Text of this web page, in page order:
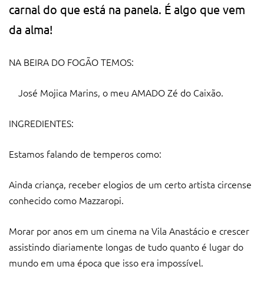
carnal do que está na panela. É algo que vem
da alma!
NA BEIRA DO FOGÃO TEMOS:
José Mojica Marins, o meu AMADO Zé do Caixão.
INGREDIENTES:
Estamos falando de temperos como:
Ainda criança, receber elogios de um certo artista circense
conhecido como Mazzaropi.
Morar por anos em um cinema na Vila Anastácio e crescer
assistindo diariamente longas de tudo quanto é lugar do
mundo em uma época que isso era impossível.